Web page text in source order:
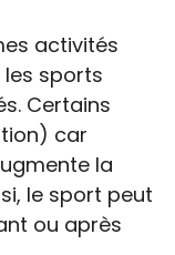
activités
les sports
Certains
car
la
le sport peut
ou après